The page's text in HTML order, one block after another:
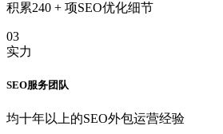
积累240 + 项SEO优化细节
03
实力
SEO服务团队
均十年以上的SEO外包运营经验